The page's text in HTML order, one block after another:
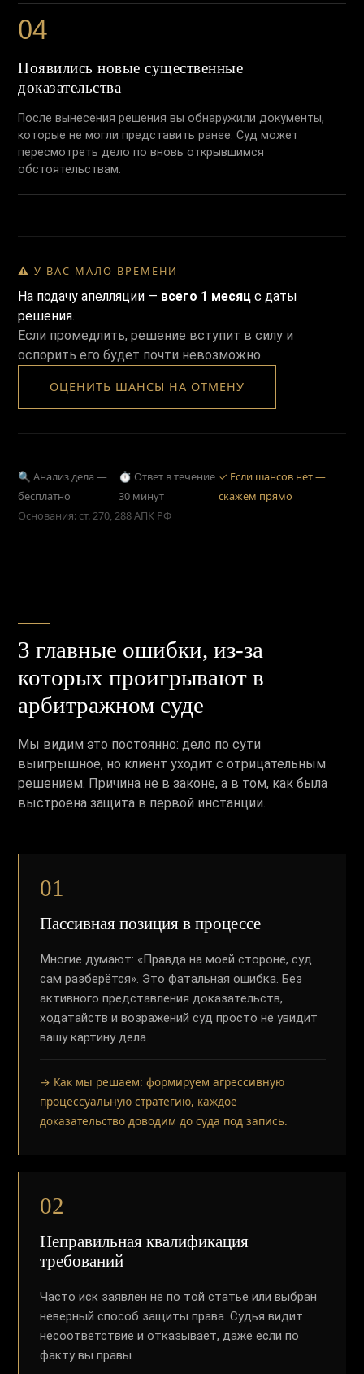
04
Появились новые существенные
доказательства
После вынесения решения вы обнаружили документы,
которые не могли представить ранее. Суд может
пересмотреть дело по вновь открывшимся
обстоятельствам.
⚠️ У ВАС МАЛО ВРЕМЕНИ
На подачу апелляции — всего 1 месяц с даты
решения.
Если промедлить, решение вступит в силу и
оспорить его будет почти невозможно.
ОЦЕНИТЬ ШАНСЫ НА ОТМЕНУ
🔍 Анализ дела —
бесплатно
⏱ Ответ в течение
30 минут
✓ Если шансов нет —
скажем прямо
Основания: ст. 270, 288 АПК РФ
3 главные ошибки, из-за
которых проигрывают в
арбитражном суде
Мы видим это постоянно: дело по сути
выигрышное, но клиент уходит с отрицательным
решением. Причина не в законе, а в том, как была
выстроена защита в первой инстанции.
01
Пассивная позиция в процессе
Многие думают: «Правда на моей стороне, суд
сам разберётся». Это фатальная ошибка. Без
активного представления доказательств,
ходатайств и возражений суд просто не увидит
вашу картину дела.
→ Как мы решаем: формируем агрессивную
процессуальную стратегию, каждое
доказательство доводим до суда под запись.
02
Неправильная квалификация
требований
Часто иск заявлен не по той статье или выбран
неверный способ защиты права. Судья видит
несоответствие и отказывает, даже если по
факту вы правы.